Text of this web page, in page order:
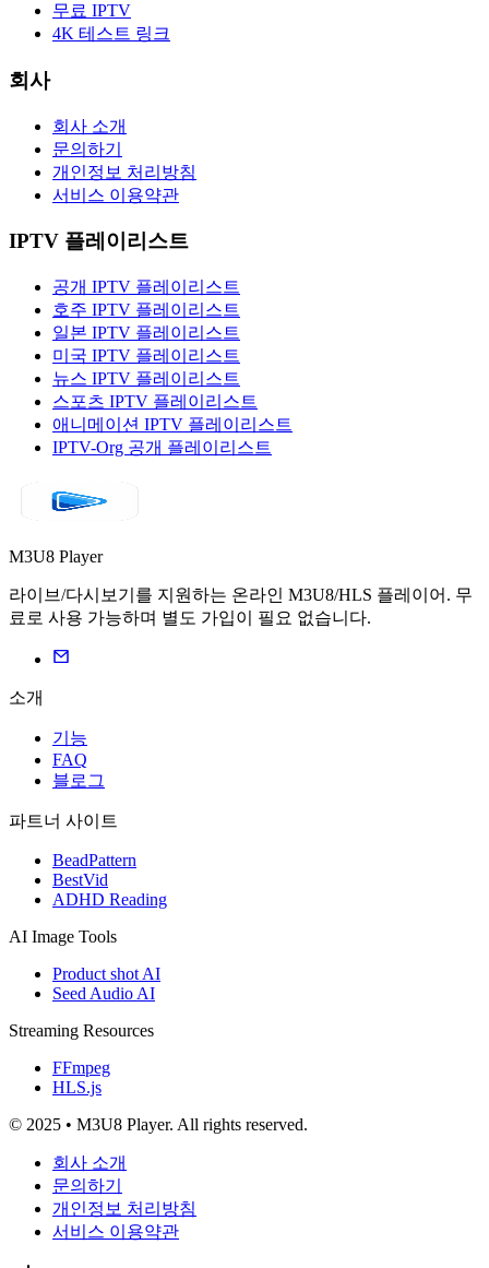
무료 IPTV
4K 테스트 링크
회사
회사 소개
문의하기
개인정보 처리방침
서비스 이용약관
IPTV 플레이리스트
공개 IPTV 플레이리스트
호주 IPTV 플레이리스트
일본 IPTV 플레이리스트
미국 IPTV 플레이리스트
뉴스 IPTV 플레이리스트
스포츠 IPTV 플레이리스트
애니메이션 IPTV 플레이리스트
IPTV-Org 공개 플레이리스트
M3U8 Player
라이브/다시보기를 지원하는 온라인 M3U8/HLS 플레이어. 무
료로 사용 가능하며 별도 가입이 필요 없습니다.
소개
기능
FAQ
블로그
파트너 사이트
BeadPattern
BestVid
ADHD Reading
AI Image Tools
Product shot AI
Seed Audio AI
Streaming Resources
FFmpeg
HLS.js
© 2025 • M3U8 Player. All rights reserved.
회사 소개
문의하기
개인정보 처리방침
서비스 이용약관